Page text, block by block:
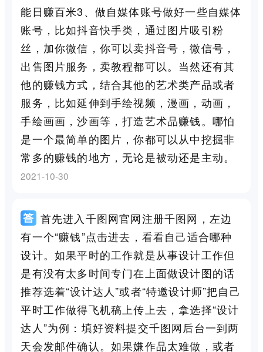
能日赚百米3、做自媒体账号做好一些自媒体
账号，比如抖音快手类，通过图片吸引粉
丝，加你微信，你可以卖抖音号，微信号，
出售图片服务，卖教程都可以。当然还有其
他的赚钱方式，结合其他的艺术类产品或者
服务，比如延伸到手绘视频，漫画，动画，
手绘画画，沙画等，打造艺术品赚钱。哪怕
是一个最简单的图片，你都可以从中挖掘非
常多的赚钱的地方，无论是被动还是主动。
2021-10-30
首先进入千图网官网注册千图网，左边
有一个“赚钱”点击进去，看看自己适合哪种
设计。如果平时的工作就是从事设计工作但
是有没有太多时间专门在上面做设计图的话
推荐选着“设计达人”或者“特邀设计师”把自己
平时工作做得飞机稿上传上去，拿选择“设计
达人”为例：填好资料提交千图网后台一到两
天会发邮件确认。如果嫌作品太难做，或者